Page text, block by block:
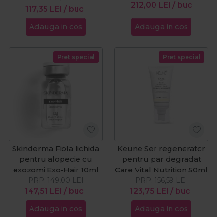
117,35 LEI / buc
Adauga in cos
212,00 LEI / buc
Adauga in cos
Pret special
Skinderma Fiola lichida
pentru alopecie cu
exozomi Exo-Hair 10ml
147,51 LEI / buc
PRP: 149,00 LEI
Adauga in cos
Pret special
Keune Ser regenerator
pentru par degradat
Care Vital Nutrition 50ml
123,75 LEI / buc
PRP: 156,59 LEI
Adauga in cos